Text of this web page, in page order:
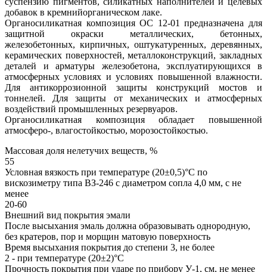
добавок в кремнийорганическом лаке.
Органосиликатная композиция ОС 12-01 предназначена для
защитной окраски металлических, бетонных,
железобетонных, кирпичных, оштукатуренных, деревянных,
керамических поверхностей, металлоконструкций, закладных
деталей и арматуры железобетона, эксплуатирующихся в
атмосферных условиях и условиях повышенной влажности.
Для антикоррозионной защиты конструкций мостов и
тоннелей. Для защиты от механических и атмосферных
воздействий промышленных резервуаров.
Органосиликатная композиция обладает повышенной
атмосферо-, влагостойкостью, морозостойкостью.
Массовая доля нелетучих веществ, %
55
Условная вязкость при температуре (20±0,5)°С по
вискозиметру типа ВЗ-246 с диаметром сопла 4,0 мм, с не
менее
20-60
Внешний вид покрытия эмали
После высыхания эмаль должна образовывать однородную,
без кратеров, пор и морщин матовую поверхность
Время высыхания покрытия до степени 3, не более
2 - при температуре (20±2)°С
Прочность покрытия при ударе по прибору У-1, см, не менее